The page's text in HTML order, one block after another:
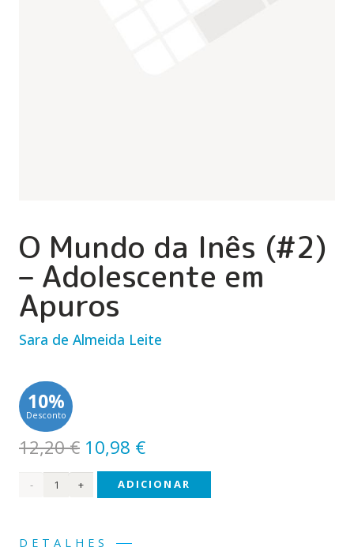
O Mundo da Inês (#2)
– Adolescente em
Apuros
Sara de Almeida Leite
10%
Desconto
12,20€ O
preço
original
12,20 €.
10,98 €O
preço
atual
Quantidade
ADICIONAR
DETALHES